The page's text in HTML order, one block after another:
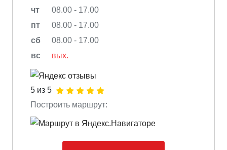
чт
08.00 - 17.00
пт
08.00 - 17.00
сб
08.00 - 17.00
вс
вых.
5 из 5
Построить маршрут: